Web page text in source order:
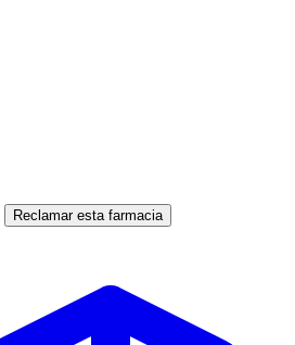
Reclamar esta farmacia